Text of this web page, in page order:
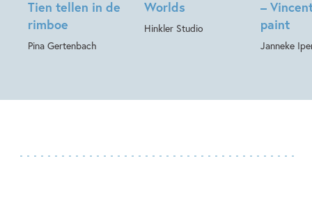
Tien tellen in de
rimboe
Pina Gertenbach
Worlds
Hinkler Studio
–
paint
Janneke